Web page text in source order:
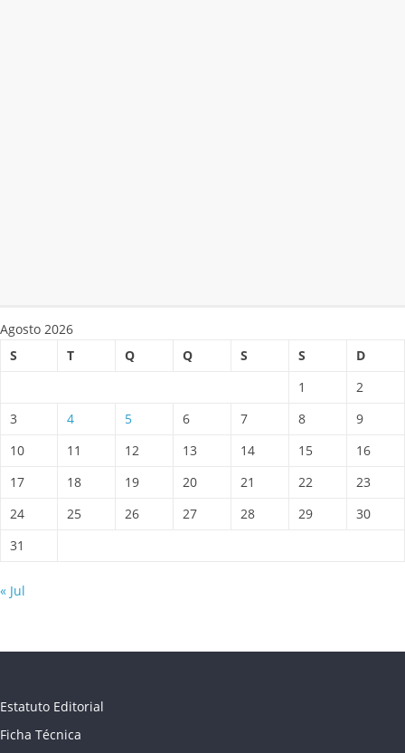
Agosto 2026
S
T Q Q S S
D
1
2
3
4 5 6 7 8
9
10
11 12 13 14 15
16
17
18 19 20 21 22
23
24
25 26 27 28 29
30
31
« Jul
Estatuto Editorial
Ficha Técnica